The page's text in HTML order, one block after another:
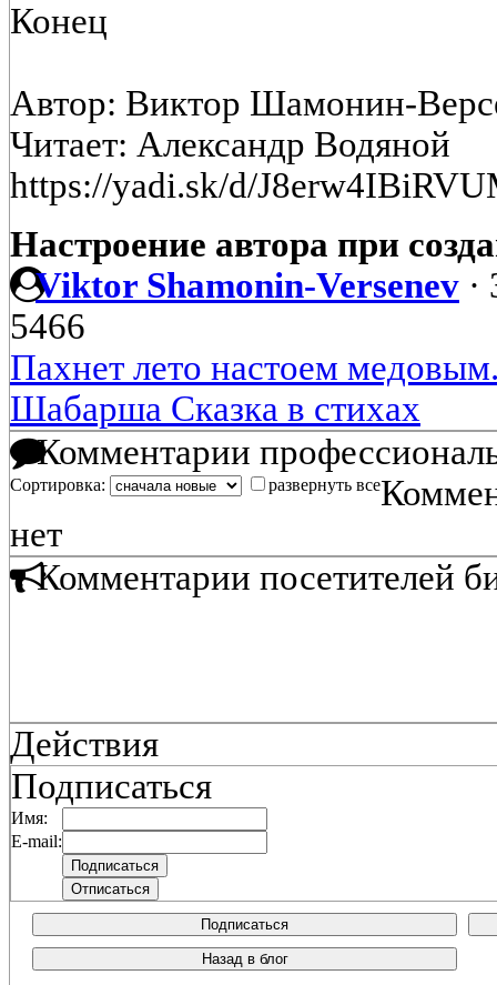
Конец
Автор: Виктор Шамонин-
Читает: Александр Водяной
https://yadi.sk/d/
Настроение автора при
Viktor Shamonin-Versenev ·
5466
Пахнет лето настоем
Шабарша Сказка в стихах
Комментарии
Сортировка: развернуть все
нет
Комментарии посетителей
Действия
Подписаться
Имя:
E-mail:
Подписаться
Назад в блог